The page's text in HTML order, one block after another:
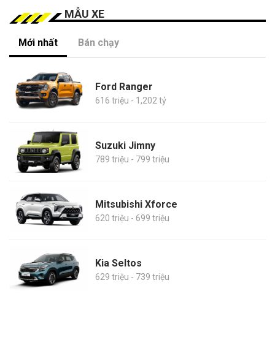
MẪU XE
Mới nhất Bán chạy
Ford Ranger
616 triệu - 1,202 tỷ
Suzuki Jimny
789 triệu - 799 triệu
Mitsubishi Xforce
620 triệu - 699 triệu
Kia Seltos
629 triệu - 739 triệu